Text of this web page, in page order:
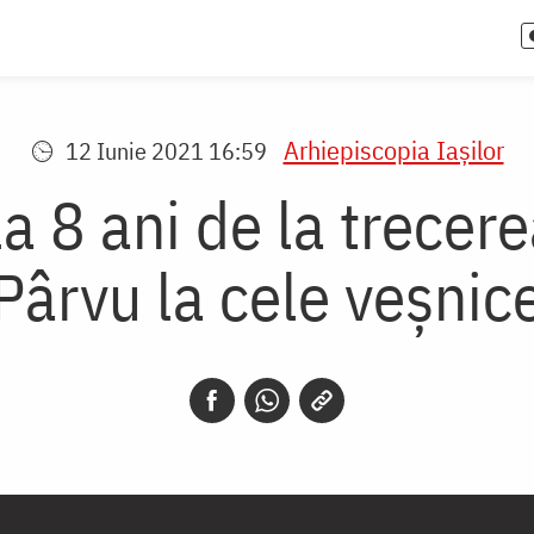
12 Iunie 2021 16:59 Arhiepiscopia Iaşilor
8 ani de la
la cele